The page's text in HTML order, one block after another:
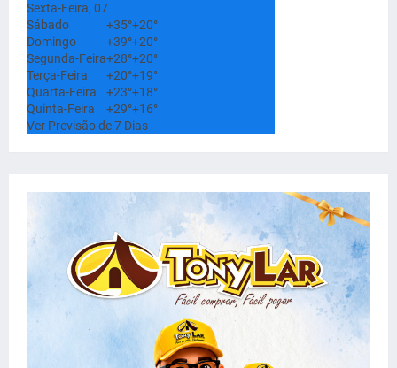
Sexta-Feira, 07
Sábado
+35°+20°
Domingo
+39°+20°
Segunda-Feira+28°+20°
Terça-Feira
+20°+19°
Quarta-Feira
+23°+18°
Quinta-Feira
+29°+16°
Ver Previsão de 7 Dias